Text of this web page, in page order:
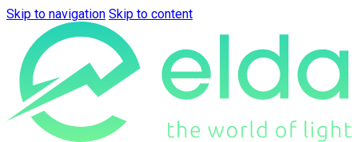
Skip to navigation Skip to content